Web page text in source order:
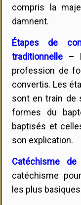
compris la
damnent.
Étapes de
traditionnelle –
profession de
convertis. Les
sont en train de
formes du
baptisés et
son explication.
Catéchisme
catéchisme
les plus